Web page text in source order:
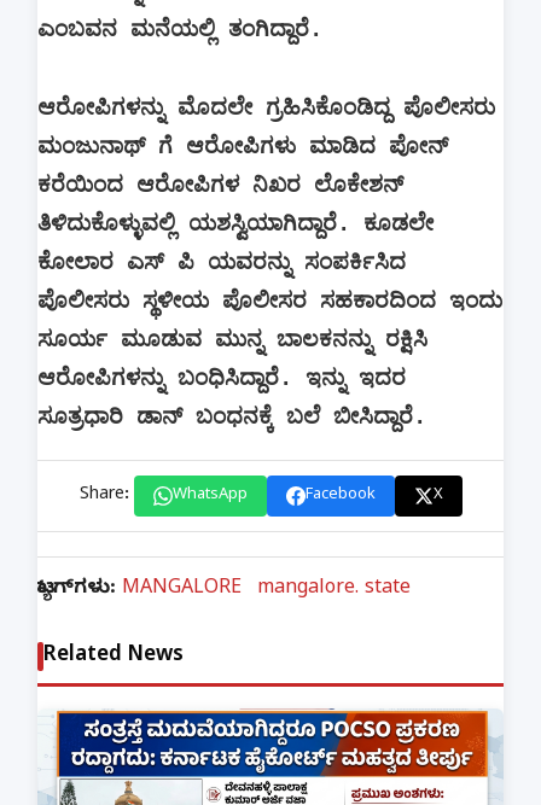
ಎಂಬವನ ಮನೆಯಲ್ಲಿ ತಂಗಿದ್ದಾರೆ.
ಆರೋಪಿಗಳನ್ನು ಮೊದಲೇ ಗ್ರಹಿಸಿಕೊಂಡಿದ್ದ ಪೊಲೀಸರು
ಮಂಜುನಾಥ್ ಗೆ ಆರೋಪಿಗಳು ಮಾಡಿದ ಪೋನ್
ಕರೆಯಿಂದ ಆರೋಪಿಗಳ ನಿಖರ ಲೊಕೇಶನ್
ತಿಳಿದುಕೊಳ್ಳುವಲ್ಲಿ ಯಶಸ್ವಿಯಾಗಿದ್ದಾರೆ. ಕೂಡಲೇ
ಕೋಲಾರ ಎಸ್ ಪಿ ಯವರನ್ನು ಸಂಪರ್ಕಿಸಿದ
ಪೊಲೀಸರು ಸ್ಥಳೀಯ ಪೊಲೀಸರ ಸಹಕಾರದಿಂದ ಇಂದು
ಸೂರ್ಯ ಮೂಡುವ ಮುನ್ನ ಬಾಲಕನನ್ನು ರಕ್ಷಿಸಿ
ಆರೋಪಿಗಳನ್ನು ಬಂಧಿಸಿದ್ದಾರೆ. ಇನ್ನು ಇದರ
ಸೂತ್ರಧಾರಿ ಡಾನ್ ಬಂಧನಕ್ಕೆ ಬಲೆ ಬೀಸಿದ್ದಾರೆ.
Share: WhatsApp Facebook X
ಟ್ಯಾಗ್‌ಗಳು: MANGALORE mangalore. state
Related News